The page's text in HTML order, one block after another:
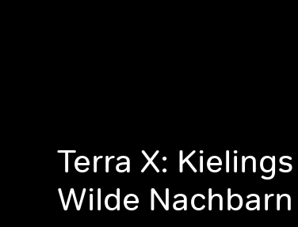
Terra X:
Wilde Nachbarn